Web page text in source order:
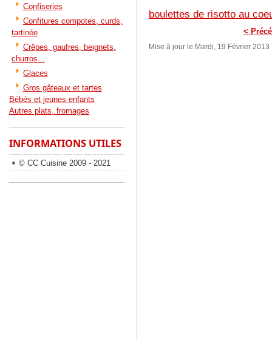
boulettes de risotto au
<
Mise à jour le Mardi, 19 Février 2013
Confiseries
Confitures compotes, curds,
tartinée
Crêpes, gaufres, beignets,
churros...
Glaces
Gros gâteaux et tartes
Bébés et jeunes enfants
Autres plats, fromages
INFORMATIONS UTILES
© CC Cuisine 2009 - 2021